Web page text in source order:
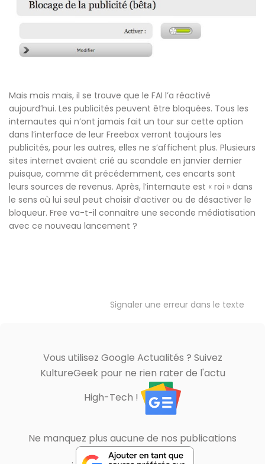
Mais mais mais, il se trouve que le FAI l’a réactivé
aujourd’hui. Les publicités peuvent être bloquées. Tous les
internautes qui n’ont jamais fait un tour sur cette option
dans l’interface de leur Freebox verront toujours les
publicités, pour les autres, elles ne s’affichent plus. Plusieurs
sites internet avaient crié au scandale en janvier dernier
puisque, comme dit précédemment, ces encarts sont
leurs sources de revenus. Après, l’internaute est « roi » dans
le sens où lui seul peut choisir d’activer ou de désactiver le
bloqueur. Free va-t-il connaitre une seconde médiatisation
avec ce nouveau lancement ?
Signaler une erreur dans le texte
Vous utilisez Google Actualités ? Suivez
KultureGeek pour ne rien rater de l'actu
High-Tech !
Ne manquez plus aucune de nos publications